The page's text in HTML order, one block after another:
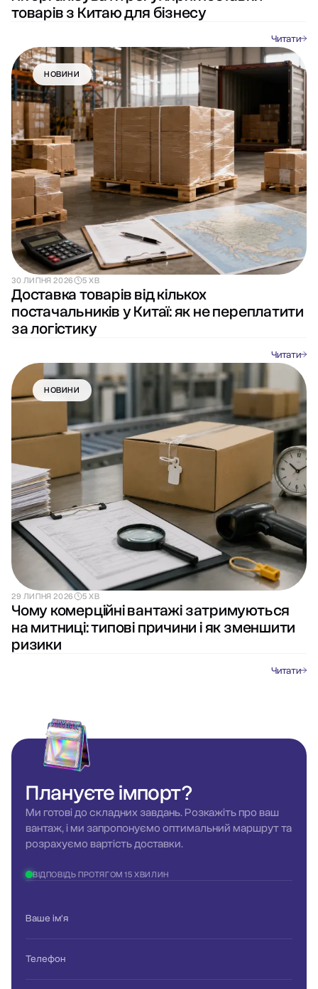
товарів з Китаю для бізнесу
Читати
НОВИНИ
30 ЛИПНЯ 2026 5 ХВ
Доставка товарів від кількох
постачальників у Китаї: як не переплатити
за логістику
Читати
НОВИНИ
29 ЛИПНЯ 2026 5 ХВ
Чому комерційні вантажі затримуються
на митниці: типові причини і як зменшити
ризики
Читати
Плануєтеімпорт?
Ми готові до складних завдань. Розкажіть про ваш
вантаж, і ми запропонуємо оптимальний маршрут та
розрахуємо вартість доставки.
ВІДПОВІДЬ ПРОТЯГОМ 15 ХВИЛИН
Ваше ім'я
Телефон